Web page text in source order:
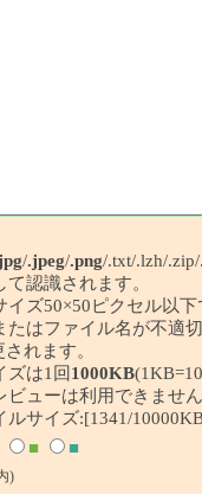
/.jpeg/.png/.txt/.lzh/
認識されます。
ズ50×50ピクセル以下
はファイル名が不適切
れます。
ズは1回 1000KB
ューは利用できません
サイズ:[1341/
■
■
)